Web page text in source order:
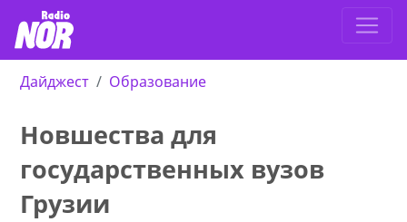
Дайджест Образование
Новшества для
государственных вузов
Грузии